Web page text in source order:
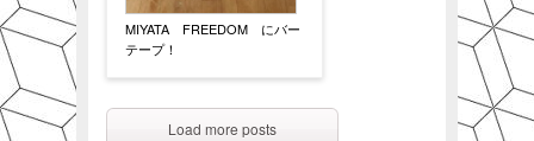
MIYATA FREEDOM にバー
テープ！
Load more posts